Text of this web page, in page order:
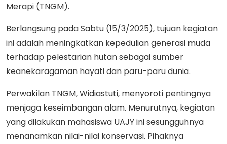
Merapi (TNGM).
Berlangsung pada Sabtu (15/3/2025), tujuan kegiatan
ini adalah meningkatkan kepedulian generasi muda
terhadap pelestarian hutan sebagai sumber
keanekaragaman hayati dan paru-paru dunia.
Perwakilan TNGM, Widiastuti, menyoroti pentingnya
menjaga keseimbangan alam. Menurutnya, kegiatan
yang dilakukan mahasiswa UAJY ini sesungguhnya
menanamkan nilai-nilai konservasi. Pihaknya